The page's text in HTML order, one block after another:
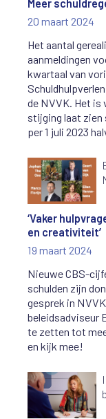
Meer
20 maart 2024
Het aantal
aanmeldingen
kwartaal van
de NVVK. Het is
stijging laat zien
per 1 juli 2023
‘Vaker
en creativiteit’
19 maart 2024
Nieuwe CBS-
schulden zijn
gesprek in
beleidsadviseur
te zetten tot
en kijk mee!